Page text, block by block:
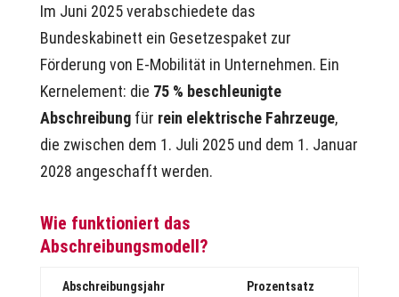
Im Juni 2025 verabschiedete das
Bundeskabinett ein Gesetzespaket zur
Förderung von E-Mobilität in Unternehmen. Ein
Kernelement: die 75 % beschleunigte
Abschreibungfür rein elektrische Fahrzeuge,
die zwischen dem 1. Juli 2025 und dem 1. Januar
2028 angeschafft werden.
Wie funktioniert das
Abschreibungsmodell?
Abschreibungsjahr Prozentsatz